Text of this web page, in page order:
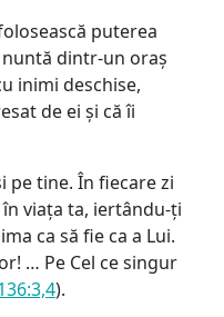
puterea
dintr-un oraș
inimi deschise,
de ei și că îi
pe tine. În fiecare zi
viața ta, iertându-ți
ca să fie ca a Lui.
… Pe Cel ce singur
).